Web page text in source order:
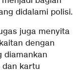
didalami polisi.
juga menyita
dengan
diamankan
dan kartu